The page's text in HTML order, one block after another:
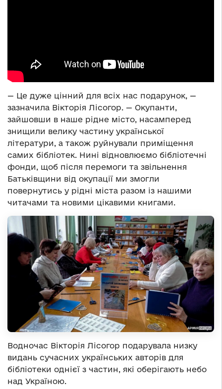
— Це дуже цінний для всіх нас подарунок, —
зазначила Вікторія Лісогор. — Окупанти,
зайшовши в наше рідне місто, насамперед
знищили велику частину української
літератури, а також руйнували приміщення
самих бібліотек. Нині відновлюємо бібліотечні
фонди, щоб після перемоги та звільнення
Батьківщини від окупації ми змогли
повернутись у рідні міста разом із нашими
читачами та новими цікавими книгами.
Водночас Вікторія Лісогор подарувала низку
видань сучасних українських авторів для
бібліотеки однієї з частин, які оберігають небо
над Україною.